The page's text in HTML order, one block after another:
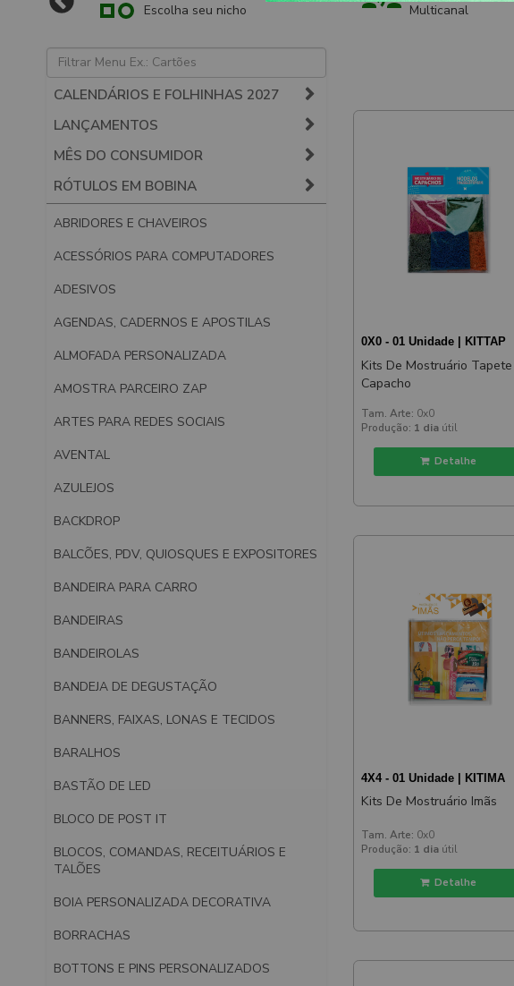
Escolha seu nicho Multicanal
CALENDÁRIOS E FOLHINHAS 2027
LANÇAMENTOS
MÊS DO CONSUMIDOR
RÓTULOS EM BOBINA
ABRIDORES E CHAVEIROS
ACESSÓRIOS PARA COMPUTADORES
ADESIVOS
AGENDAS, CADERNOS E APOSTILAS
ALMOFADA PERSONALIZADA
AMOSTRA PARCEIRO ZAP
ARTES PARA REDES SOCIAIS
AVENTAL
AZULEJOS
BACKDROP
BALCÕES, PDV, QUIOSQUES E EXPOSITORES
BANDEIRA PARA CARRO
BANDEIRAS
BANDEIROLAS
BANDEJA DE DEGUSTAÇÃO
BANNERS, FAIXAS, LONAS E TECIDOS
BARALHOS
BASTÃO DE LED
BLOCO DE POST IT
BLOCOS, COMANDAS, RECEITUÁRIOS E
TALÕES
BOIA PERSONALIZADA DECORATIVA
BORRACHAS
BOTTONS E PINS PERSONALIZADOS
0X0 - 01 Unidade | KITTAP
Kits De Mostruário Tapete
Capacho
Tam. Arte: 0x0
Produção: 1 dia útil
Detalhe
4X4 - 01 Unidade | KITIMA
Kits De Mostruário Imãs
Tam. Arte: 0x0
Produção: 1 dia útil
Detalhe